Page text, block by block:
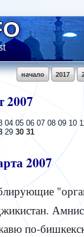
2017
начало
2007
04 05 06 07 08 09 10
29 30 31
2007
по-